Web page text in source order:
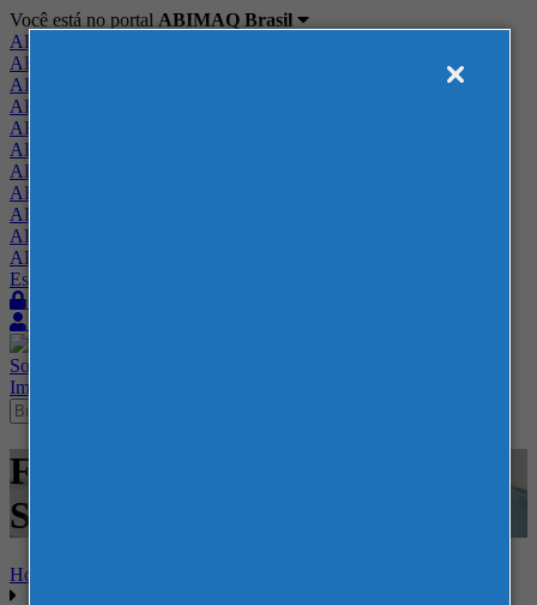
Você está no portal ABIMAQ Brasil
ABIMAQ Brasil
ABIMAQ Minas Gerais
ABIMAQ Norte-Nordeste
ABIMAQ Paraná
ABIMAQ Piracicaba
ABIMAQ Ribeirão Preto
ABIMAQ Rio de Janeiro
ABIMAQ Rio Grande do Sul
ABIMAQ Santa Catarina
ABIMAQ São Paulo
ABIMAQ Vale do Paraíba
Escritório de Relações Governamentais
Sobre
Imprensa
Feiras - Expoville - Joinville -
SC - Agrícola
Home